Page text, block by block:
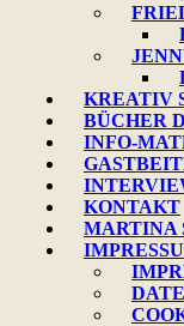
KREATIV
BÜCHER
INFO-
KONTAKT
MARTINA